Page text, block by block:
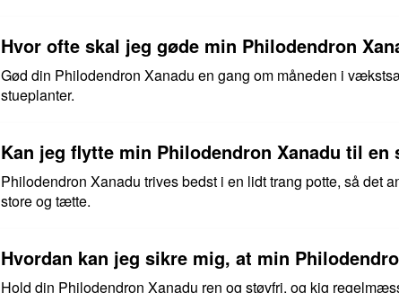
Hvor ofte skal jeg gøde min Philodendron
Gød din Philodendron Xanadu en gang om måneden i
stueplanter.
Kan jeg flytte min Philodendron Xanadu til en
Philodendron Xanadu trives bedst i en lidt trang potte, så det
store og tætte.
Hvordan kan jeg sikre mig, at min
Hold din Philodendron Xanadu ren og støvfri, og kig